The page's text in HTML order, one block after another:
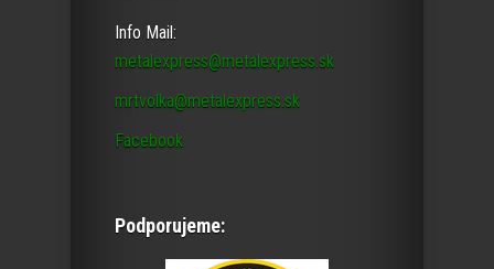
Info Mail:
metalexpress@metalexpress.sk
mrtvolka@metalexpress.sk
Facebook
Podporujeme: